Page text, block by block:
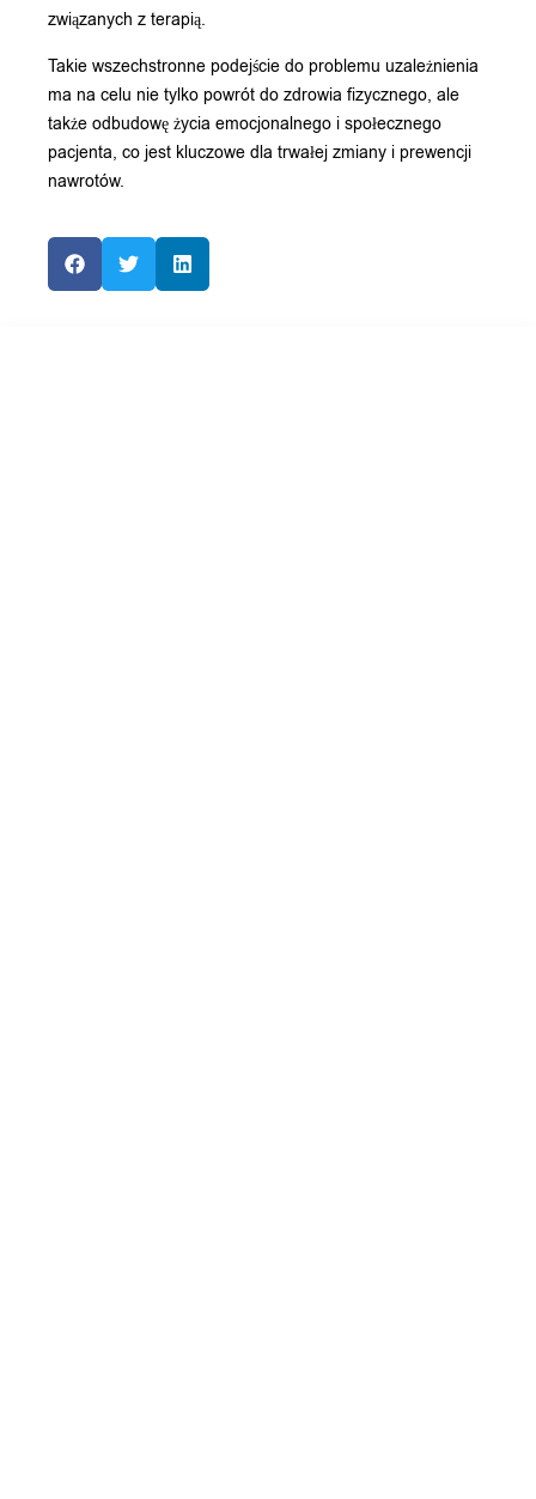
związanych z terapią.
Takie wszechstronne podejście do problemu uzależnienia
ma na celu nie tylko powrót do zdrowia fizycznego, ale
także odbudowę życia emocjonalnego i społecznego
pacjenta, co jest kluczowe dla trwałej zmiany i prewencji
nawrotów.